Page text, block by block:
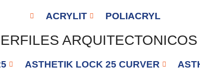
ACRYLIT POLIACRYL
ARQUITECTONICOS
ASTHETIK LOCK 25 CURVER